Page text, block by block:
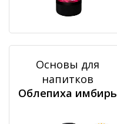
Основы для
напитков
Облепиха имбирь